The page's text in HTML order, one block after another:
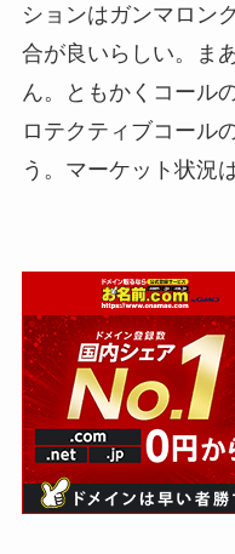
ションはガンマロン
合が良いらしい。ま
ん。ともかくコール
ロテクティブコール
う。マーケット状況